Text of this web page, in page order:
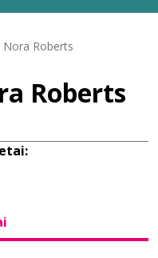
Nora Roberts
Roberts